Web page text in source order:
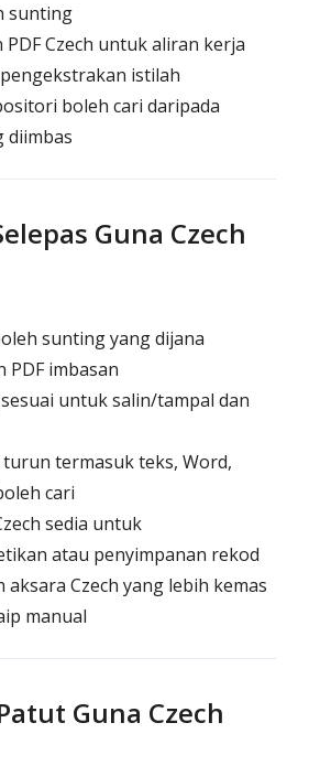
sunting
PDF Czech untuk aliran kerja
istilah
boleh cari daripada
diimbas
Guna Czech
sunting yang dijana
PDF imbasan
untuk salin/tampal dan
termasuk teks, Word,
cari
sedia untuk
atau penyimpanan rekod
aksara Czech yang lebih kemas
manual
Guna Czech